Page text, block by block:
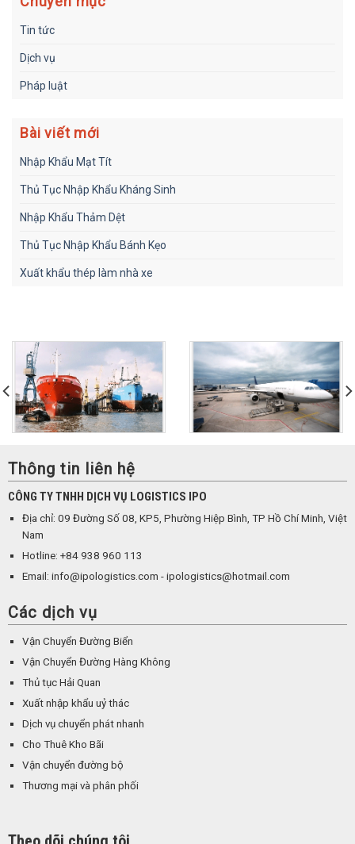
Tin tức
Dịch vụ
Pháp luật
Bài viết mới
Nhập Khẩu Mạt Tít
Thủ Tục Nhập Khẩu Kháng Sinh
Nhập Khẩu Thảm Dệt
Thủ Tục Nhập Khẩu Bánh Kẹo
Xuất khẩu thép làm nhà xe
Thông tin liên hệ
CÔNG TY TNHH DỊCH VỤ LOGISTICS IPO
Địa chỉ: 09 Đường Số 08, KP5, Phường Hiệp Bình, TP Hồ Chí Minh, Việt
Nam
Hotline: +84 938 960 113
Email: info@ipologistics.com - ipologistics@hotmail.com
Các dịch vụ
Vận Chuyển Đường Biển
Vận Chuyển Đường Hàng Không
Thủ tục Hải Quan
Xuất nhập khẩu uỷ thác
Dịch vụ chuyển phát nhanh
Cho Thuê Kho Bãi
Vận chuyển đường bộ
Thương mại và phân phối